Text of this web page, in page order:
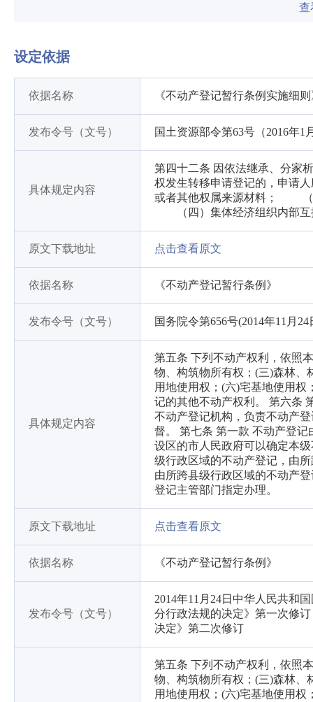
查
设定依据
依据名称 《不动产登记暂行条例实施细
发布令号（文号） 国土资源部令第63号（2016年1
具体规定内容
第四十二条 因依法继承、分家
权发生转移申请登记的，申请
或者其他权属来源材料； （
（四）集体经济组织内部
原文下载地址 点击查看原文
依据名称 《不动产登记暂行条例》
发布令号（文号） 国务院令第656号(2014年11月
具体规定内容
第五条 下列不动产权利，依照
物、构筑物所有权；(三)森林、
用地使用权；(六)宅基地使用权
记的其他不动产权利。 第六条
不动产登记机构，负责不动产
督。 第七条 第一款 不动产登
设区的市人民政府可以确定本
级行政区域的不动产登记，由
由所跨县级行政区域的不动产
登记主管部门指定办理。
原文下载地址 点击查看原文
依据名称 《不动产登记暂行条例》
发布令号（文号）
2014年11月24日中华人民共和
分行政法规的决定》第一次修
决定》第二次修订
第五条 下列不动产权利，依照
物、构筑物所有权；(三)森林、
用地使用权；(六)宅基地使用权